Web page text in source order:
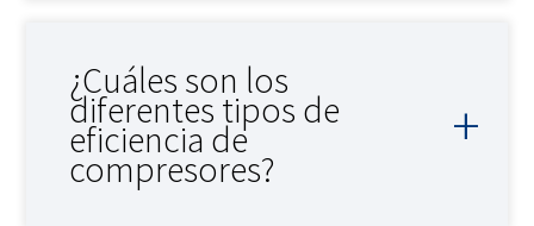
¿Cuáles son los
diferentes tipos de
eficiencia de
compresores?